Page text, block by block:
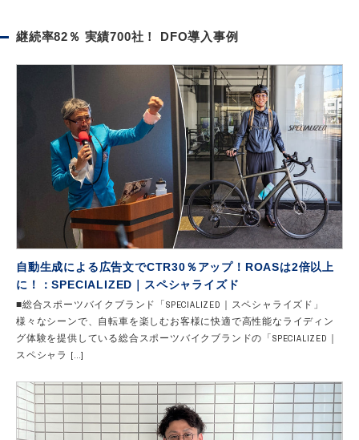
継続率82％ 実績700社！ DFO導入事例
自動生成による広告文でCTR30％アップ！ROASは2倍以上
に！：SPECIALIZED｜スペシャライズド
■総合スポーツバイクブランド「SPECIALIZED｜スペシャライズド」
様々なシーンで、自転車を楽しむお客様に快適で高性能なライディン
グ体験を提供している総合スポーツバイクブランドの「SPECIALIZED｜
スペシャラ […]